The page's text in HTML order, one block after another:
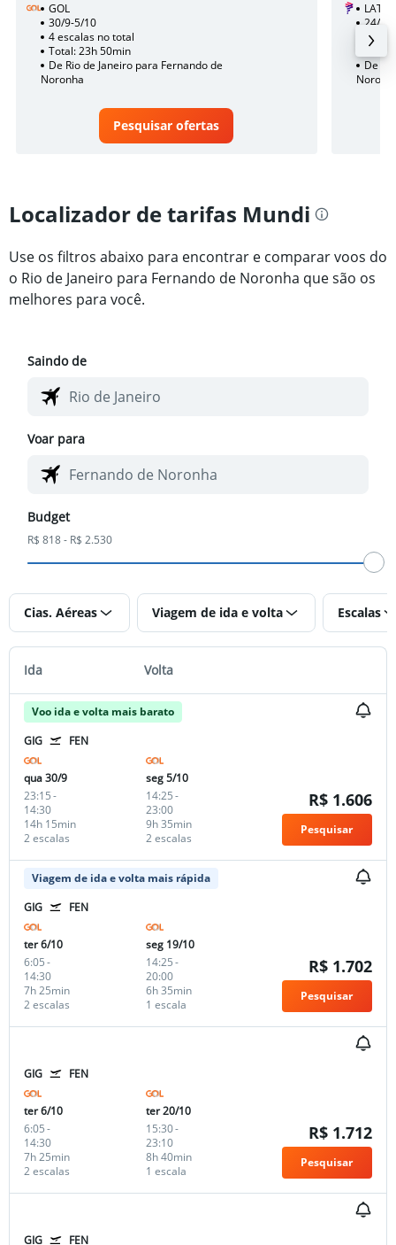
GOL
30/9-5/10
4 escalas no total
Total: 23h 50min
De Rio de Janeiro para Fernando de
Noronha
Pesquisar ofertas
24/10
1
De
Localizador de tarifas Mundi
Use os filtros abaixo para encontrar e comparar voos do
o Rio de Janeiro para Fernando de Noronha que são os
melhores para você.
Saindo de
Voar para
Budget
R$ 818 - R$ 2.530
Cias. Aéreas Viagem de ida e volta Escalas
Ida Volta
Voo ida e volta mais barato
GIG
FEN
qua 30/9
23:15-
14:30
2 escalas
14h 15min
seg 5/10
14:25-
23:00
2 escalas
9h 35min
R$ 1.606
Pesquisar
Viagem de ida e volta mais rápida
GIG
FEN
ter 6/10
6:05-
14:30
2 escalas
7h 25min
seg 19/10
14:25-
20:00
1 escala
6h 35min
R$ 1.702
Pesquisar
GIG FEN
ter 6/10
6:05-
14:30
2 escalas
7h 25min
ter 20/10
15:30-
23:10
1 escala
8h 40min
R$ 1.712
Pesquisar
GIG FEN